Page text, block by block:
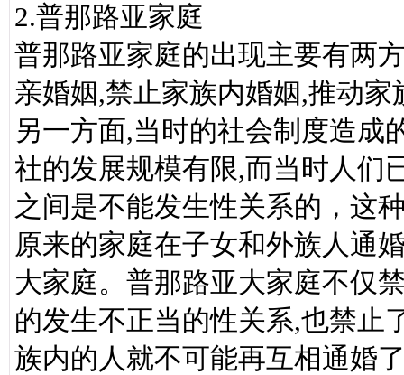
2.普那路亚家庭
普那路亚家庭的出现主要有两
亲婚姻,禁止家族内婚姻,推动家
另一方面,当时的社会制度造成
社的发展规模有限,而当时人们
之间是不能发生性关系的，这
原来的家庭在子女和外族人通
大家庭。普那路亚大家庭不仅
的发生不正当的性关系,也禁止
族内的人就不可能再互相通婚